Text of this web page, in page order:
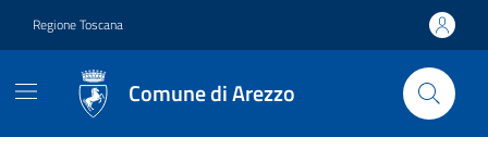
Regione Toscana
Comune di Arezzo